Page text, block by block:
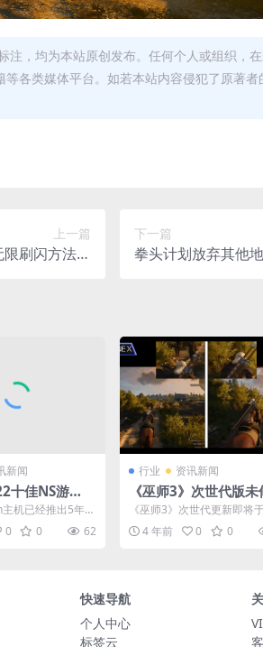
注，均为本站原创发布。任何个人或组织，
各类媒体平台。如若本站内容侵犯了原著
上一篇
刷闪方法曝
下一篇
拳头计划放弃其他
新闻
十佳NS游
梦朱紫》《贝
机已经推出5年
很多游戏登陆N
哪些...
0 0 62
行业 资讯新闻
《巫师3》次世代版未
60帧物理问题 效果僵
《巫师3》次世代更新即将
2年12月14日推出。然而有
发现，该版本似乎...
4 年前 0 0
快速导航
个人中心
标签云